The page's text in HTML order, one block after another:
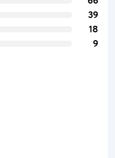
39
18
9